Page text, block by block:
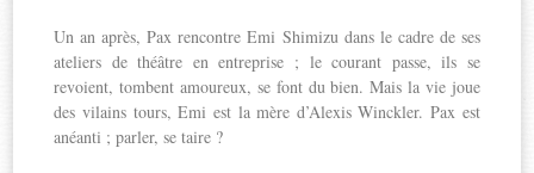
Un an après, Pax rencontre Emi Shimizu dans le cadre de ses
ateliers de théâtre en entreprise ; le courant passe, ils se
revoient, tombent amoureux, se font du bien. Mais la vie joue
des vilains tours, Emi est la mère d’Alexis Winckler. Pax est
anéanti ; parler, se taire ?